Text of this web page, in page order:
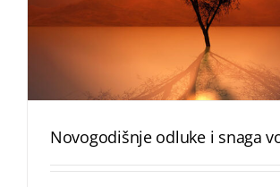
Novogodišnje odluke i snaga